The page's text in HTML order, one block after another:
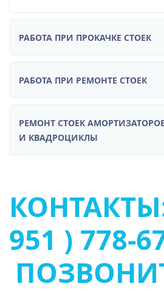
РАБОТА ПРИ ПРОКАЧКЕ СТОЕК
РАБОТА ПРИ РЕМОНТЕ СТОЕК
РЕМОНТ СТОЕК
И КВАДРОЦИКЛЫ
951 ) 778-